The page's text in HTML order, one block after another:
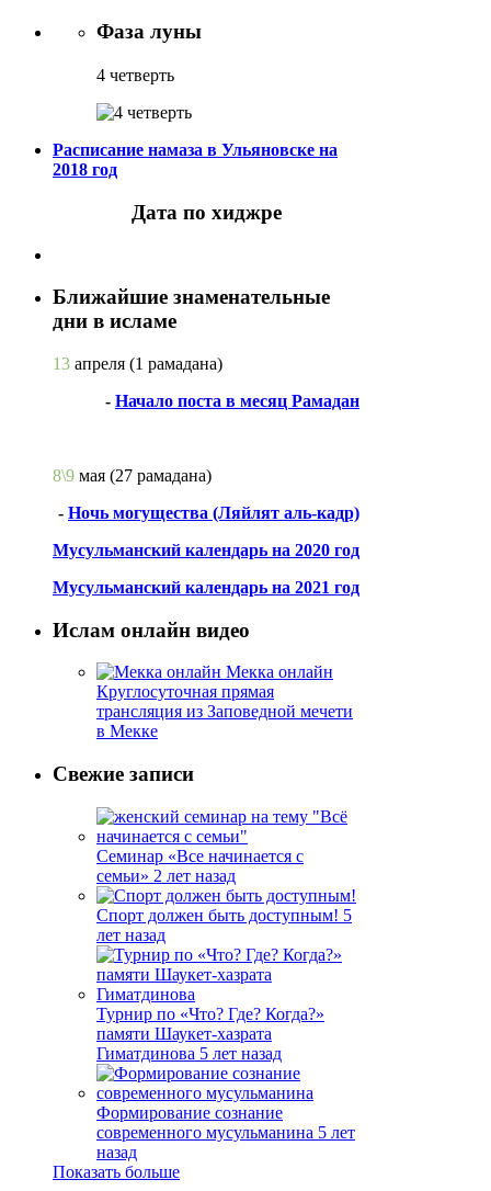
Фаза луны
4 четверть
Расписание намаза в Ульяновске на
2018 год
Дата по хиджре
Ближайшие знаменательные
дни в исламе
13 апреля (1 рамадана)
- Начало поста в месяц Рамадан
8\9 мая (27 рамадана)
- Ночь могущества (Ляйлят аль-кадр)
Мусульманский календарь на 2020 год
Мусульманский календарь на 2021 год
Ислам онлайн видео
Мекка онлайн
Круглосуточная прямая
трансляция из Заповедной мечети
в Мекке
Свежие записи
Семинар «Все начинается с
семьи» 2 лет назад
Спорт должен быть доступным! 5
лет назад
Турнир по «Что? Где? Когда?»
памяти Шаукет-хазрата
Гиматдинова 5 лет назад
Формирование сознание
современного мусульманина 5 лет
назад
Показать больше